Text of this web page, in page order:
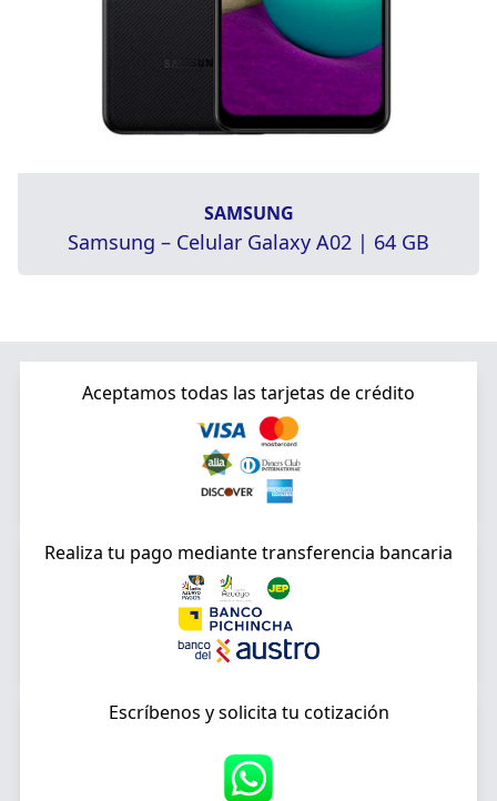
SAMSUNG
Samsung – Celular Galaxy A02 | 64 GB
Aceptamos todas las tarjetas de crédito
Realiza tu pago mediante transferencia bancaria
Escríbenos y solicita tu cotización